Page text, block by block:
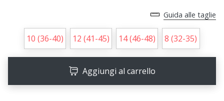
25. 11. 2024
•
Tempo di lettura: 1 min.
Diventa
Guida alle taglie
10 (36-40) 12 (41-45) 14 (46-48) 8 (32-35)
Aggiungi al carrello